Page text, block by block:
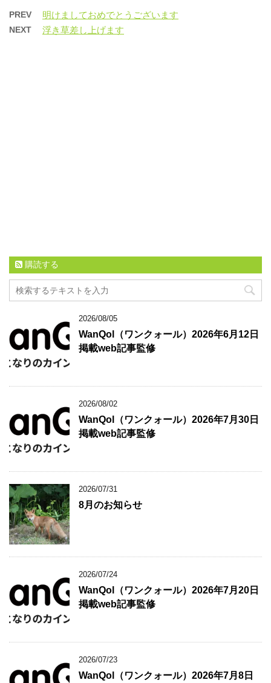
PREV 明けましておめでとうございます
NEXT 浮き草差し上げます
購読する
2026/08/05
WanQol（ワンクォール）2026年6月12日
掲載web記事監修
2026/08/02
WanQol（ワンクォール）2026年7月30日
掲載web記事監修
2026/07/31
8月のお知らせ
2026/07/24
WanQol（ワンクォール）2026年7月20日
掲載web記事監修
2026/07/23
WanQol（ワンクォール）2026年7月8日